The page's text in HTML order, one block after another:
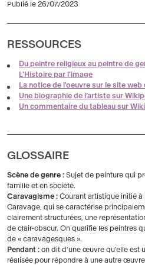
Publié le 26/07/2023
RESSOURCES
Du peintre religieux au peintre de
L'Histoire par l'image
La notice de l'oeuvre sur le site
Une biographie de l’artiste sur
Un commentaire du tableau sur
GLOSSAIRE
Scène de genre : Sujet de peinture qui
famille et en société.
Caravagisme : Courant artistique initié à
Caravage, qui se caractérise
clairement structurées, une
de clair-obscur. On qualifie les peintres
de « caravagesques ».
Pendant : on dit d'une œuvre qu'elle est
réalisée pour répondre à une autre